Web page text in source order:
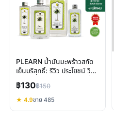
PLEARN น้ำมันมะพร้าวสกัด
เย็นบริสุทธิ์: รีวิว ประโยชน์ วิธี
ใช้ และทำไมถึงเป็นตัวเลือกที่ดี
฿130฿150
★ 4.9ขาย 485